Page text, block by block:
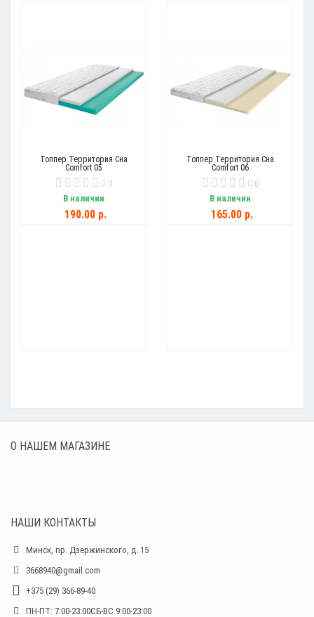
Топпер Территория Сна
Comfort 05
0
В наличии
190.00 р.
Топпер Территория Сна
Comfort 06
0
В наличии
165.00 р.
О НАШЕМ МАГАЗИНЕ
НАШИ КОНТАКТЫ
Минск, пр. Дзержинского, д. 15
3668940@gmail.com
+375 (29) 366-89-40
ПН-ПТ: 7:00-23:00СБ-ВС 9:00-23:00